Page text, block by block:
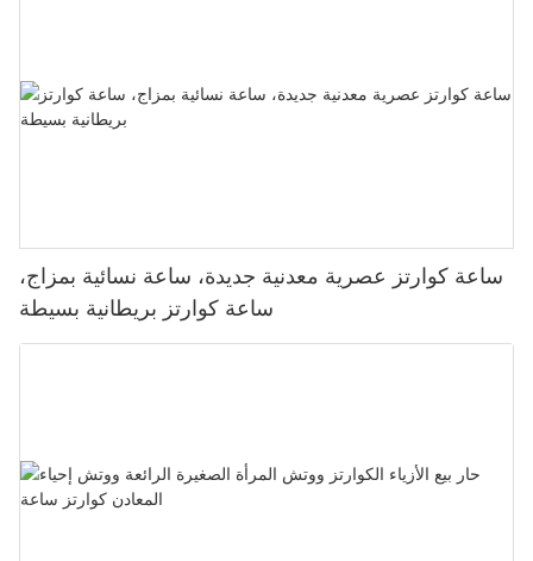
ساعة كوارتز عصرية معدنية جديدة، ساعة نسائية بمزاج،
ساعة كوارتز بريطانية بسيطة